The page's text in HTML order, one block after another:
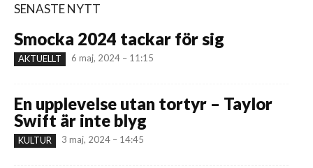
SENASTE NYTT
Smocka 2024 tackar för sig
AKTUELLT 6 maj, 2024 – 11:15
En upplevelse utan tortyr – Taylor
Swift är inte blyg
KULTUR 3 maj, 2024 – 14:45